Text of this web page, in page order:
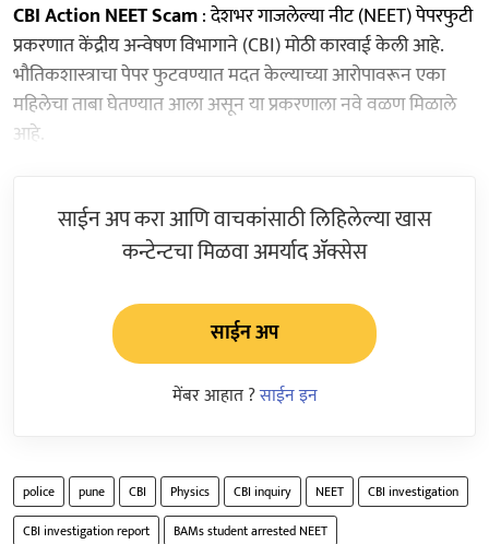
CBI Action NEET Scam: देशभर गाजलेल्या नीट (NEET) पेपरफुटी
प्रकरणात केंद्रीय अन्वेषण विभागाने (CBI) मोठी कारवाई केली आहे.
भौतिकशास्त्राचा पेपर फुटवण्यात मदत केल्याच्या आरोपावरून एका
महिलेचा ताबा घेतण्यात आला असून या प्रकरणाला नवे वळण मिळाले
आहे.
साईन अप करा आणि वाचकांसाठी लिहिलेल्या खास
कन्टेन्टचा मिळवा अमर्याद ॲक्सेस
साईन अप
मेंबर आहात ?साईन इन
police pune CBI Physics CBI inquiry NEET
CBI investigation
CBI investigation report
BAMs student arrested NEET